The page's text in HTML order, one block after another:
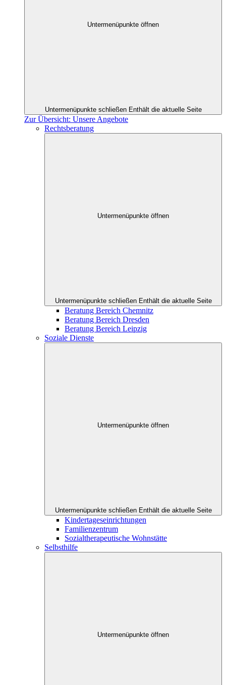
Untermenüpunkte öffnen
Untermenüpunkte schließen Enthält die aktuelle Seite
Zur Übersicht: Unsere Angebote
Rechtsberatung
Untermenüpunkte öffnen
Untermenüpunkte schließen Enthält die aktuelle Seite
Beratung Bereich Chemnitz
Beratung Bereich Dresden
Beratung Bereich Leipzig
Soziale Dienste
Untermenüpunkte öffnen
Untermenüpunkte schließen Enthält die aktuelle Seite
Kindertageseinrichtungen
Familienzentrum
Sozialtherapeutische Wohnstätte
Selbsthilfe
Untermenüpunkte öffnen